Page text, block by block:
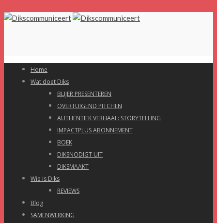
Home
Wat doet Diks
BLIJER PRESENTEREN
OVERTUIGEND PITCHEN
AUTHENTIEK VERHAAL: STORYTELLING
IMPACTPLUS ABONNEMENT
BOEK
DIKSNODIGT UIT
DIKSMAAKT
Wie is Diks
REVIEWS
Blog
SAMENWERKING